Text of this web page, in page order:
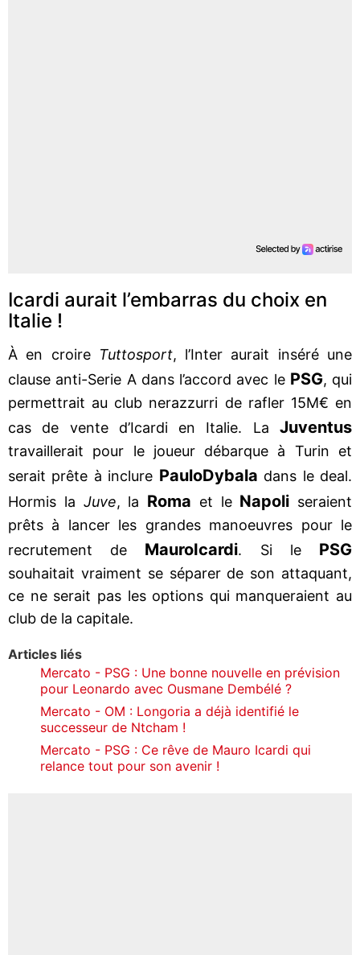
Icardi aurait l’embarras du choix en
Italie !
À en croire Tuttosport, l’Inter aurait inséré une
clause anti-Serie A dans l’accord avec le PSG, qui
permettrait au club nerazzurri de rafler 15M€ en
cas de vente d’Icardi en Italie. La Juventus
travaillerait pour le joueur débarque à Turin et
serait prête à inclure PauloDybala dans le deal.
Hormis la Juve, la Roma et le Napoli seraient
prêts à lancer les grandes manoeuvres pour le
recrutement de MauroIcardi. Si le PSG
souhaitait vraiment se séparer de son attaquant,
ce ne serait pas les options qui manqueraient au
club de la capitale.
Articles liés
Mercato - PSG : Une bonne nouvelle en prévision
pour Leonardo avec Ousmane Dembélé ?
Mercato - OM : Longoria a déjà identifié le
successeur de Ntcham !
Mercato - PSG : Ce rêve de Mauro Icardi qui
relance tout pour son avenir !